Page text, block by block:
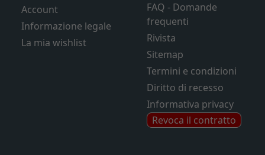
Account
Informazione legale
La mia wishlist
FAQ - Domande
frequenti
Rivista
Sitemap
Termini e condizioni
Diritto di recesso
Informativa privacy
Revoca il contratto